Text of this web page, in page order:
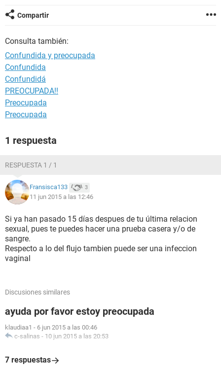
Compartir
Consulta también:
Confundida y preocupada
Confundida
Confundidá
PREOCUPADA!!
Preocupada
Preocupada
1 respuesta
RESPUESTA 1 / 1
Fransisca133 3
11 jun 2015 a las 12:46
Si ya han pasado 15 días despues de tu última relacion
sexual, pues te puedes hacer una prueba casera y/o de
sangre.
Respecto a lo del flujo tambien puede ser una infeccion
vaginal
Discusiones similares
ayuda por favor estoy preocupada
klaudiaa1 - 6 jun 2015 a las 00:46
c-salinas - 10 jun 2015 a las 20:53
7 respuestas